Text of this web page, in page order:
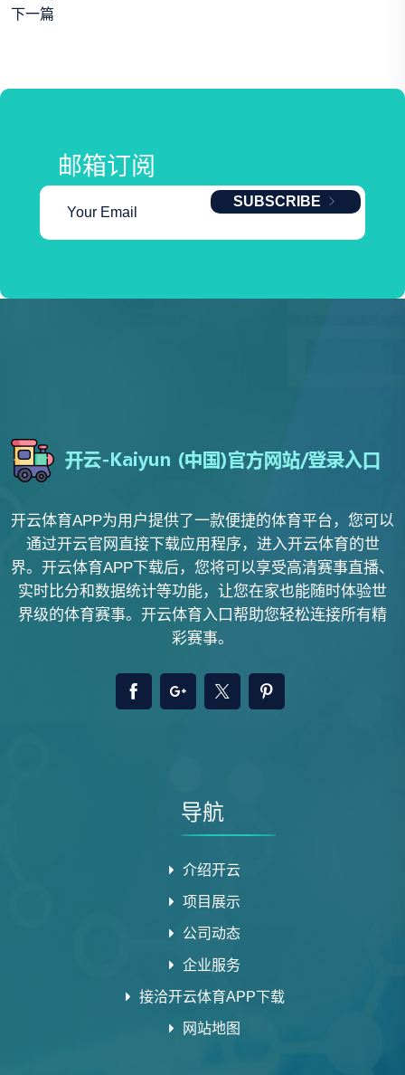
下一篇
邮箱订阅
SUBSCRIBE
开云体育APP为用户提供了一款便捷的体育平台，您可以
通过开云官网直接下载应用程序，进入开云体育的世
界。开云体育APP下载后，您将可以享受高清赛事直播、
实时比分和数据统计等功能，让您在家也能随时体验世
界级的体育赛事。开云体育入口帮助您轻松连接所有精
彩赛事。
导航
介绍开云
项目展示
公司动态
企业服务
接洽开云体育APP下载
网站地图